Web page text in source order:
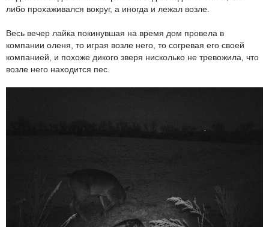
либо прохаживался вокруг, а иногда и лежал возле.
Весь вечер лайка покинувшая на время дом провела в
компании оленя, то играя возле него, то согревая его своей
компанией, и похоже дикого зверя нисколько не тревожила, что
возле него находится пес.